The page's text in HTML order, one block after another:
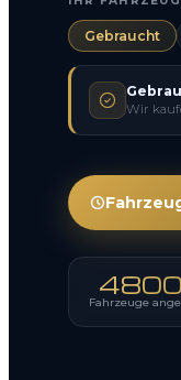
Gebraucht
Wir
Fahrzeuge